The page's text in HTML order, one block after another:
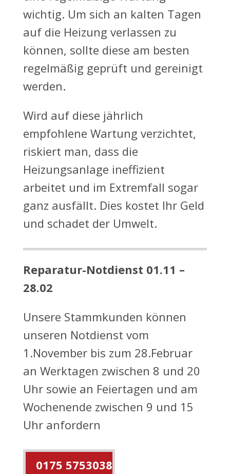
wichtig. Um sich an kalten Tagen
auf die Heizung verlassen zu
können, sollte diese am besten
regelmäßig geprüft und gereinigt
werden.
Wird auf diese jährlich
empfohlene Wartung verzichtet,
riskiert man, dass die
Heizungsanlage ineffizient
arbeitet und im Extremfall sogar
ganz ausfällt. Dies kostet Ihr Geld
und schadet der Umwelt.
Reparatur-Notdienst 01.11 –
28.02
Unsere Stammkunden können
unseren Notdienst vom
1.November bis zum 28.Februar
an Werktagen zwischen 8 und 20
Uhr sowie an Feiertagen und am
Wochenende zwischen 9 und 15
Uhr anfordern
0175 5753038